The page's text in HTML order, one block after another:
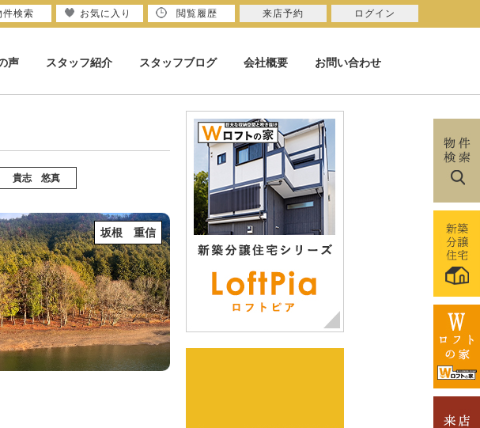
声 スタッフ紹介 スタッフブログ 会社概要 お問い合わせ
貴志 悠真
坂根 重信
件検索 お気に入り 閲覧履歴 来店予約 ログイン